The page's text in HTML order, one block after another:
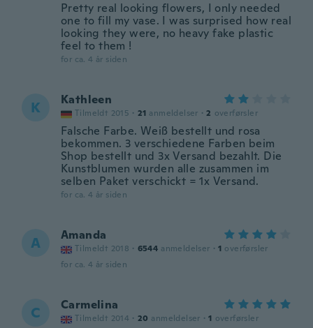
Pretty real looking flowers, I only needed
one to fill my vase. I was surprised how real
looking they were, no heavy fake plastic
feel to them !
for ca. 4 år siden
K Kathleen
Tilmeldt 2015 · 21 anmeldelser · 2 overførsler
Falsche Farbe. Weiß bestellt und rosa
bekommen. 3 verschiedene Farben beim
Shop bestellt und 3x Versand bezahlt. Die
Kunstblumen wurden alle zusammen im
selben Paket verschickt = 1x Versand.
for ca. 4 år siden
A Amanda
Tilmeldt 2018 · 6544 anmeldelser · 1 overførsler
for ca. 4 år siden
C Carmelina
Tilmeldt 2014 · 20 anmeldelser · 1 overførsler